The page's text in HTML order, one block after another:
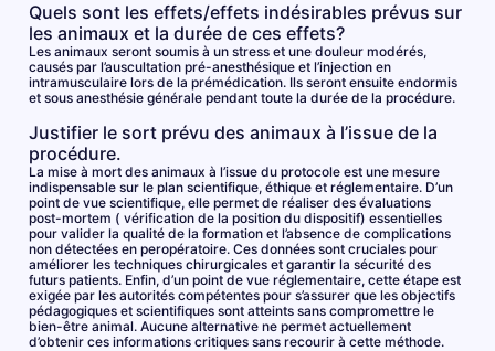
Quels sont les effets/effets indésirables prévus sur
les animaux et la durée de ces effets?
Les animaux seront soumis à un stress et une douleur modérés,
causés par l’auscultation pré-anesthésique et l’injection en
intramusculaire lors de la prémédication. Ils seront ensuite endormis
et sous anesthésie générale pendant toute la durée de la procédure.
Justifier le sort prévu des animaux à l’issue de la
procédure.
La mise à mort des animaux à l’issue du protocole est une mesure
indispensable sur le plan scientifique, éthique et réglementaire. D’un
point de vue scientifique, elle permet de réaliser des évaluations
post-mortem ( vérification de la position du dispositif) essentielles
pour valider la qualité de la formation et l’absence de complications
non détectées en peropératoire. Ces données sont cruciales pour
améliorer les techniques chirurgicales et garantir la sécurité des
futurs patients. Enfin, d’un point de vue réglementaire, cette étape est
exigée par les autorités compétentes pour s’assurer que les objectifs
pédagogiques et scientifiques sont atteints sans compromettre le
bien-être animal. Aucune alternative ne permet actuellement
d’obtenir ces informations critiques sans recourir à cette méthode.